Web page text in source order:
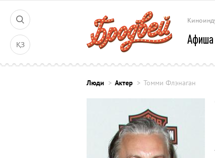
ҚЗ Афиша
Люди Актер Томми Флэнаган